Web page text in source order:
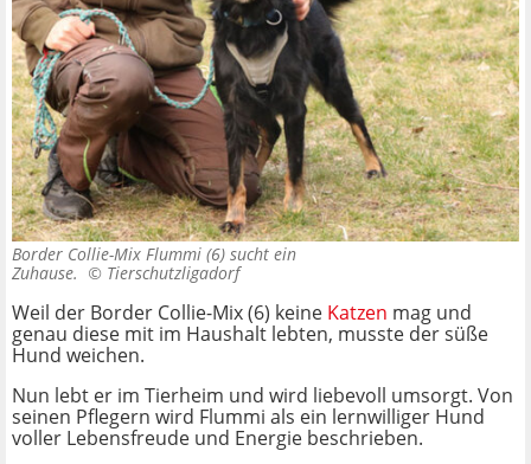
Border Collie-Mix Flummi (6) sucht ein
Zuhause. © Tierschutzligadorf
Weil der Border Collie-Mix (6) keine Katzen mag und
genau diese mit im Haushalt lebten, musste der süße
Hund weichen.
Nun lebt er im Tierheim und wird liebevoll umsorgt. Von
seinen Pflegern wird Flummi als ein lernwilliger Hund
voller Lebensfreude und Energie beschrieben.